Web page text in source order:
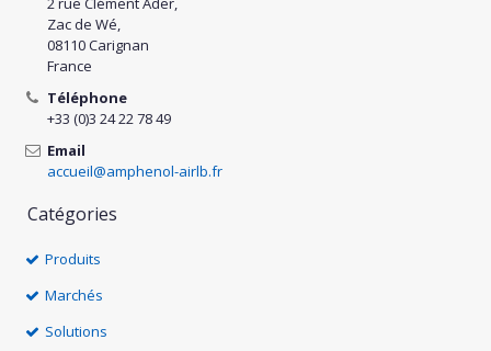
Zac de Wé,
08110 Carignan
France
Téléphone
+33 (0)3 24 22 78 49
Email
accueil@amphenol-airlb.fr
Catégories
Produits
Marchés
Solutions